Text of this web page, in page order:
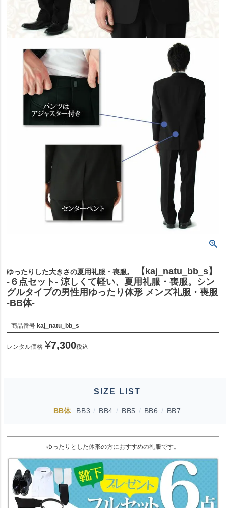
ゆったりした大きさの夏用礼服・喪服。
【kaj_natu_bb_s】
-６点セット- 涼しくて軽い、夏用礼服・喪服。シン
グルタイプの男性用ゆったり体形 メンズ礼服・喪服
-BB体-
商品番号 kaj_natu_bb_s
レンタル価格 ¥7,300税込
SIZE LIST
BB体 BB3 / BB4 / BB5 / BB6 / BB7
ゆったりとした体形の方におすすめの礼服です。